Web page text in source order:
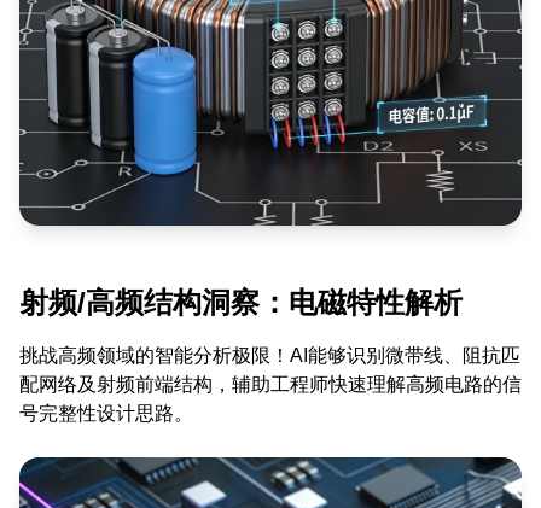
射频/高频结构洞察：电磁特性解析
挑战高频领域的智能分析极限！AI能够识别微带线、阻抗匹
配网络及射频前端结构，辅助工程师快速理解高频电路的信
号完整性设计思路。